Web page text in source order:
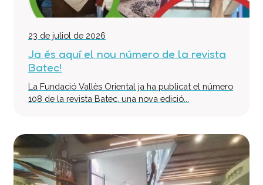
23 de juliol de 2026
Ja és aquí el nou número de la revista
Batec!
La Fundació Vallès Oriental ja ha publicat el número
108 de la revista Batec, una nova edició...